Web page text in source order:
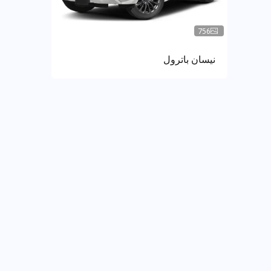
756
نيسان باترول